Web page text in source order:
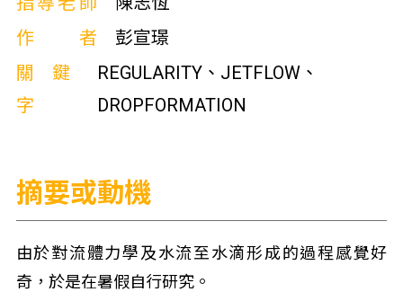
作者
彭宣璟
關鍵
字
REGULARITY、JETFLOW、
DROPFORMATION
摘要或動機
由於對流體力學及水流至水滴形成的過程感覺好
奇，於是在暑假自行研究。